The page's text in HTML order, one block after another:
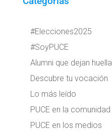
#Elecciones2025
#SoyPUCE
Alumni que dejan huella
Descubre tu vocación
Lo más leído
PUCE en la comunidad
PUCE en los medios